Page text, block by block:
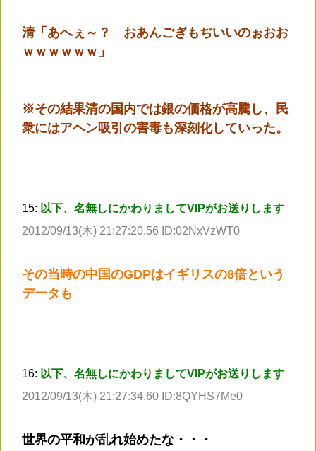
清「あへぇ～？ おあんごぎもぢいいのぉおお
ｗｗｗｗｗｗ」
※その結果清の国内では銀の価格が高騰し、民
衆にはアヘン吸引の害毒も深刻化していった。
15: 以下、名無しにかわりましてVIPがお送りします
2012/09/13(木) 21:27:20.56 ID:02NxVzWT0
その当時の中国のGDPはイギリスの8倍という
データも
16: 以下、名無しにかわりましてVIPがお送りします
2012/09/13(木) 21:27:34.60 ID:8QYHS7Me0
世界の平和が乱れ始めたな・・・